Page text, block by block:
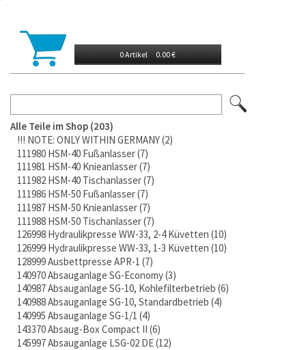
0 Artikel 0.00 €
Alle Teile im Shop 203
!!! NOTE: ONLY WITHIN GERMANY 2
111980 HSM-40 Fußanlasser 7
111981 HSM-40 Knieanlasser 7
111982 HSM-40 Tischanlasser 7
111986 HSM-50 Fußanlasser 7
111987 HSM-50 Knieanlasser 7
111988 HSM-50 Tischanlasser 7
126998 Hydraulikpresse WW-33, 2-4 Küvetten 10
126999 Hydraulikpresse WW-33, 1-3 Küvetten 10
128999 Ausbettpresse APR-1 7
140970 Absauganlage SG-Economy 3
140987 Absauganlage SG-10, Kohlefilterbetrieb 6
140988 Absauganlage SG-10, Standardbetrieb 4
140995 Absauganlage SG-1/1 4
143370 Absaug-Box Compact II 6
145997 Absauganlage LSG-02 DE 12